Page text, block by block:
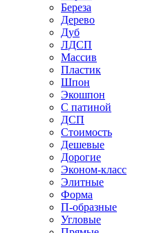
Береза
Дерево
Дуб
ЛДСП
Массив
Пластик
Шпон
Экошпон
С патиной
ДСП
Стоимость
Дешевые
Дорогие
Эконом-класс
Элитные
Форма
П-образные
Угловые